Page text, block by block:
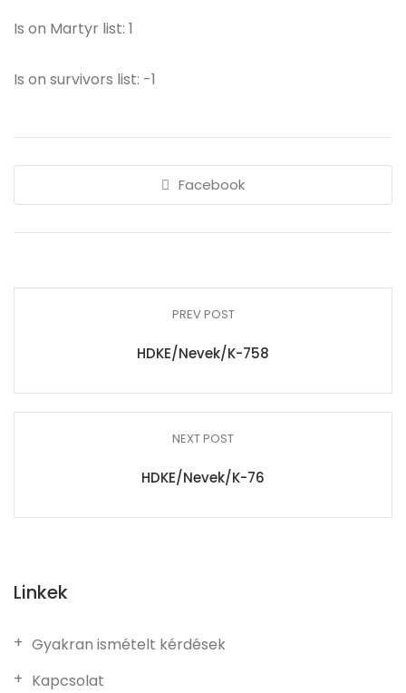
Is on Martyr list: 1
Is on survivors list: -1
Facebook
PREV POST
HDKE/Nevek/K-758
NEXT POST
HDKE/Nevek/K-76
Linkek
Gyakran ismételt kérdések
Kapcsolat